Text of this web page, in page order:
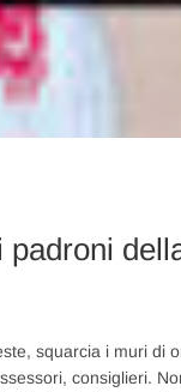
padroni
squarcia i muri di
consiglieri.